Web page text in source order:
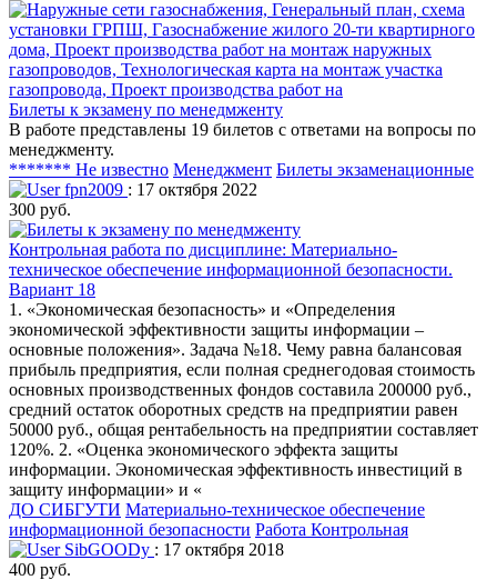
Билеты к экзамену по менедмженту
В работе представлены 19 билетов с ответами на вопросы по
менеджменту.
******* Не известно Менеджмент Билеты экзаменационные
fpn2009 : 17 октября 2022
300 руб.
Контрольная работа по дисциплине: Материально-
техническое обеспечение информационной безопасности.
Вариант 18
1. «Экономическая безопасность» и «Определения
экономической эффективности защиты информации –
основные положения». Задача №18. Чему равна балансовая
прибыль предприятия, если полная среднегодовая стоимость
основных производственных фондов составила 200000 руб.,
средний остаток оборотных средств на предприятии равен
50000 руб., общая рентабельность на предприятии составляет
120%. 2. «Оценка экономического эффекта защиты
информации. Экономическая эффективность инвестиций в
защиту информации» и «
ДО СИБГУТИ Материально-техническое обеспечение
информационной безопасности Работа Контрольная
SibGOODy : 17 октября 2018
400 руб.